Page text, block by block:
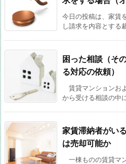
今日の投稿は、家賃
し請求を内容とする
困った相談（そ
る対応の依頼）
賃貸マンションお
から受ける相談の中
家賃滞納者がい
は売却可能か
一棟ものの賃貸マ